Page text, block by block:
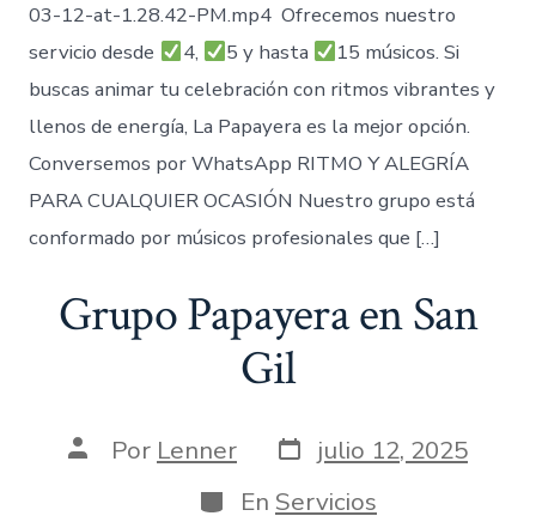
03-12-at-1.28.42-PM.mp4 Ofrecemos nuestro
servicio desde
4, 5 y hasta
15 músicos. Si
buscas animar tu celebración con ritmos vibrantes y
llenos de energía, La Papayera es la mejor opción.
Conversemos por WhatsApp RITMO Y ALEGRÍA
PARA CUALQUIER OCASIÓN Nuestro grupo está
conformado por músicos profesionales que […]
Grupo Papayera en San
Gil
AutorPor Lenner Fecha
de
publicación
julio 12, 2025
Categorías
En Servicios